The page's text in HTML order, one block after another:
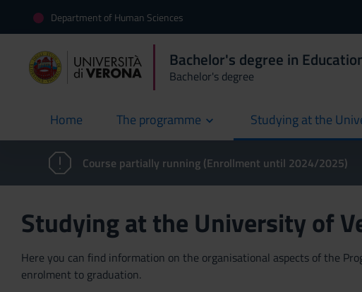
Department of Human Sciences
Bachelor's degree in
Bachelor's degree
Home
current The programme Studying at the
Course partially running (Enrollment until 2024/2025)
Studying at the University of
Here you can find information on the organisational aspects of the
enrolment to graduation.